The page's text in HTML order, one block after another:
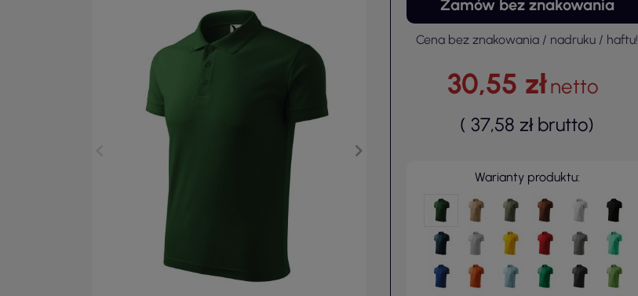
Zamów bez znakowania
Cena bez znakowania / nadruku / haftu!
30,55 złnetto
( 37,58 zł brutto)
Warianty produktu: